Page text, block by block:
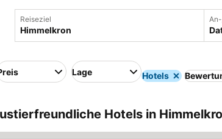
Reiseziel
Lage Hotels
Hotels in